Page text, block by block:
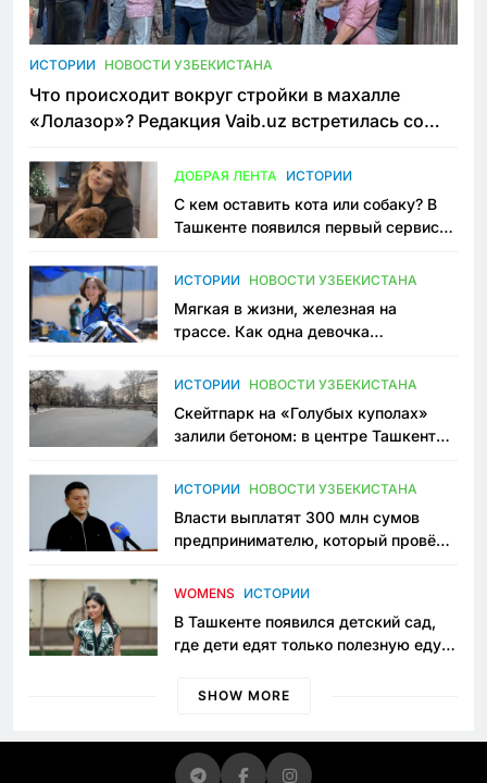
ИСТОРИИ НОВОСТИ УЗБЕКИСТАНА
Что происходит вокруг стройки в махалле
«Лолазор»? Редакция Vaib.uz встретилась со
ДОБРАЯ ЛЕНТА ИСТОРИИ
С кем оставить кота или собаку? В
Ташкенте появился первый сервис
ИСТОРИИ НОВОСТИ УЗБЕКИСТАНА
Мягкая в жизни, железная на
трассе. Как одна девочка
Узбекистане
ИСТОРИИ НОВОСТИ УЗБЕКИСТАНА
Скейтпарк на «Голубых куполах»
залили бетоном: в центре Ташкента
пространство
ИСТОРИИ НОВОСТИ УЗБЕКИСТАНА
Власти выплатят 300 млн сумов
предпринимателю, который провёл
приговору
WOMENS ИСТОРИИ
В Ташкенте появился детский сад,
где дети едят только полезную еду.
просить «кашу без сахара»
SHOW MORE